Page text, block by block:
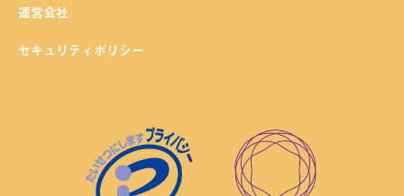
運営会社
セキュリティポリシー